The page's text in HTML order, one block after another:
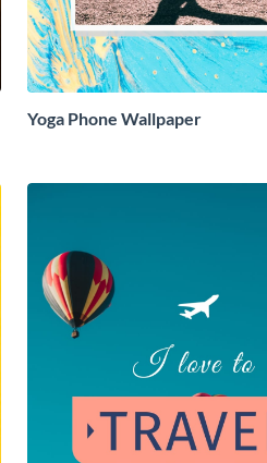
Yoga Phone Wallpaper